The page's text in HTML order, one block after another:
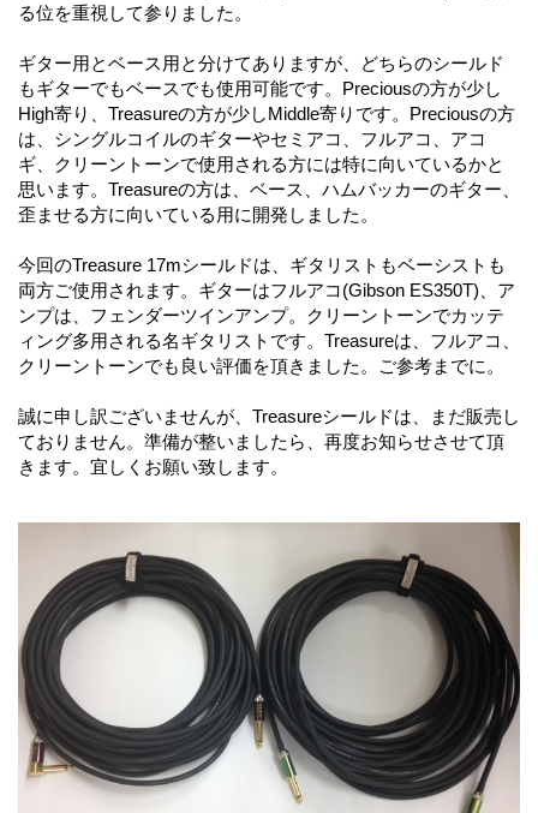
る位を重視して参りました。
ギター用とベース用と分けてありますが、どちらのシールド
もギターでもベースでも使用可能です。Preciousの方が少し
High寄り、Treasureの方が少しMiddle寄りです。Preciousの方
は、シングルコイルのギターやセミアコ、フルアコ、アコ
ギ、クリーントーンで使用される方には特に向いているかと
思います。Treasureの方は、ベース、ハムバッカーのギター、
歪ませる方に向いている用に開発しました。
今回のTreasure 17mシールドは、ギタリストもベーシストも
両方ご使用されます。ギターはフルアコ(Gibson ES350T)、ア
ンプは、フェンダーツインアンプ。クリーントーンでカッテ
ィング多用される名ギタリストです。Treasureは、フルアコ、
クリーントーンでも良い評価を頂きました。ご参考までに。
誠に申し訳ございませんが、Treasureシールドは、まだ販売し
ておりません。準備が整いましたら、再度お知らせさせて頂
きます。宜しくお願い致します。